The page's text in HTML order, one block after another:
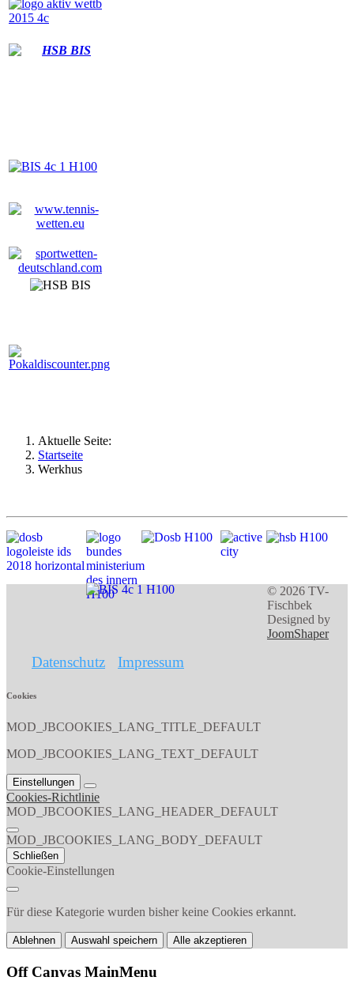
Aktuelle Seite:
Startseite
Werkhus
© 2026 TV-
Fischbek
Designed by
JoomShaper
Datenschutz Impressum
Cookies
MOD_JBCOOKIES_LANG_TITLE_DEFAULT
MOD_JBCOOKIES_LANG_TEXT_DEFAULT
Einstellungen
Cookies-Richtlinie
MOD_JBCOOKIES_LANG_HEADER_DEFAULT
MOD_JBCOOKIES_LANG_BODY_DEFAULT
Schließen
Cookie-Einstellungen
Für diese Kategorie wurden bisher keine Cookies erkannt.
Ablehnen Auswahl speichern Alle akzeptieren
Off Canvas MainMenu